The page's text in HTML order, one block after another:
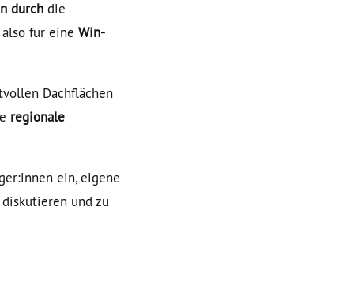
durch die
für eine Win-
Dachflächen
regionale
ein, eigene
und zu